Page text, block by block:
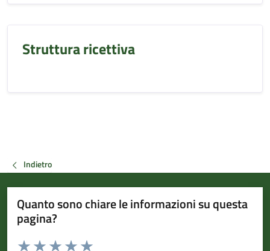
Struttura ricettiva
Indietro
Quanto sono chiare le informazioni su questa
pagina?
Valuta da 1 a 5 stelle la pagina